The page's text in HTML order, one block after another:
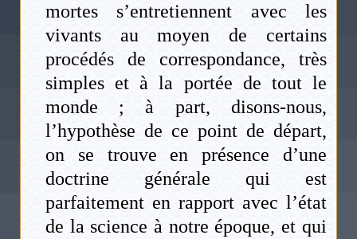
mortes s’entretiennent avec les
vivants au moyen de certains
procédés de correspondance, très
simples et à la portée de tout le
monde ; à part, disons-nous,
l’hypothèse de ce point de départ,
on se trouve en présence d’une
doctrine générale qui est
parfaitement en rapport avec l’état
de la science à notre époque, et qui